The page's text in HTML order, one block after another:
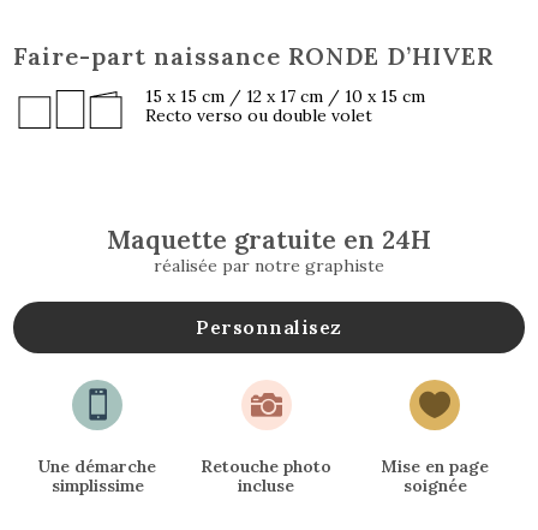
Faire-part naissance RONDE D’HIVER
15 x 15 cm / 12 x 17 cm / 10 x 15 cm
Recto verso ou double volet
Maquette gratuite en 24H
réalisée par notre graphiste
Personnalisez

Une démarche
simplissime

Retouche photo
incluse

Mise en page
soignée